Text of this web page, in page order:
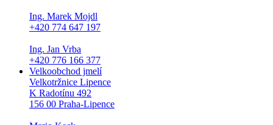
Ing. Marek Mojdl
+420 774 647 197
Ing. Jan Vrba
+420 776 166 377
Velkoobchod jmelí
Velkotržnice Lipence
K Radotínu 492
156 00 Praha-Lipence